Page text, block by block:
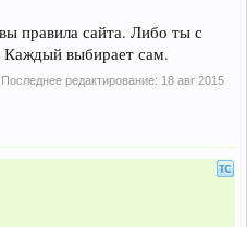
правила сайта. Либо ты с
Каждый выбирает сам.
Последнее редактирование: 18 авг 2015